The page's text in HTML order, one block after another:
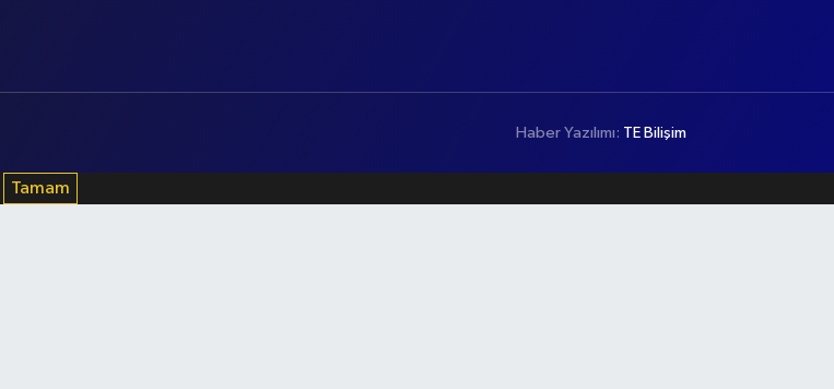
Haber Yazılımı: TE Bilişim
Tamam